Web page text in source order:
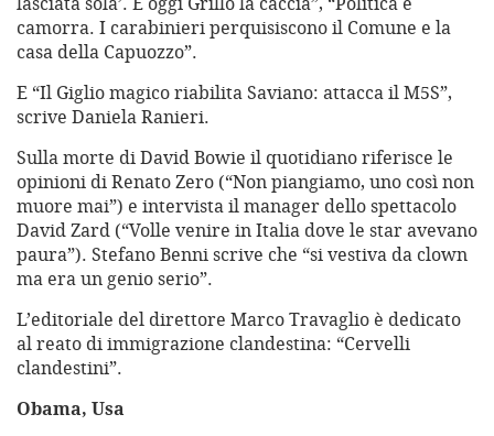
camorra. I carabinieri perquisiscono il Comune e la
casa della Capuozzo”.
E “Il Giglio magico riabilita Saviano: attacca il M5S”,
scrive Daniela Ranieri.
Sulla morte di David Bowie il quotidiano riferisce le
opinioni di Renato Zero (“Non piangiamo, uno così non
muore mai”) e intervista il manager dello spettacolo
David Zard (“Volle venire in Italia dove le star avevano
paura”). Stefano Benni scrive che “si vestiva da clown
ma era un genio serio”.
L’editoriale del direttore Marco Travaglio è dedicato
al reato di immigrazione clandestina: “Cervelli
clandestini”.
Obama, Usa